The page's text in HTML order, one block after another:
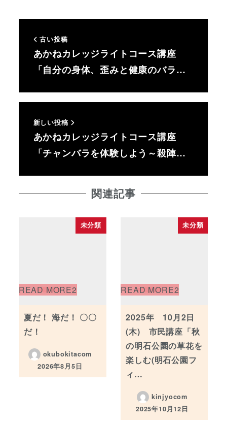
古い投稿
あかねカレッジライトコース講座
「自分の身体、歪みと健康のバラ…
新しい投稿
あかねカレッジライトコース講座
「チャンバラを体験しよう～殺陣…
関連記事
未分類
夏だ！ 海だ！ 〇〇
だ！
okubokitacom
投稿日
2026年8月5日
未分類
2025年 10月2日
(木) 市民講座「秋
の明石公園の草花を
楽しむ(明石公園フ
ィ…
kinjyocom
投稿日
2025年10月12日